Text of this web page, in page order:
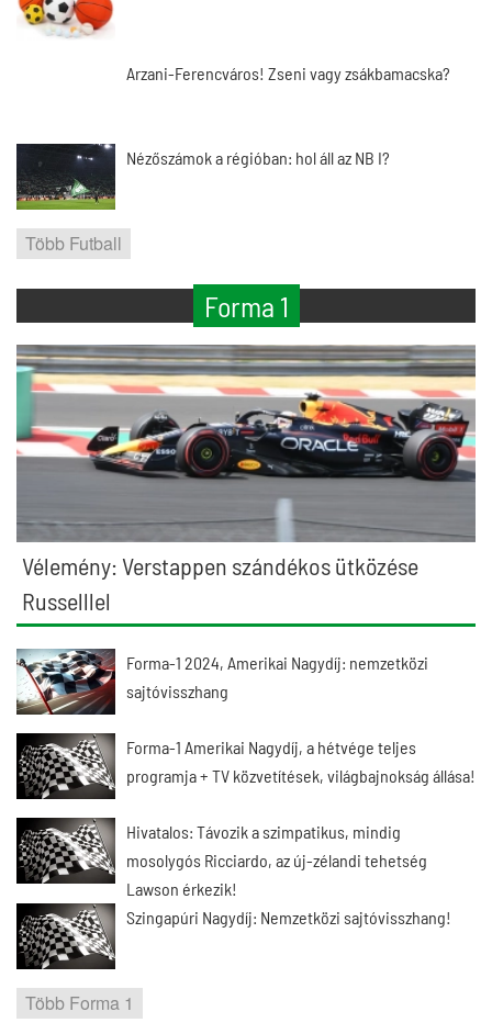
Arzani-Ferencváros! Zseni vagy zsákbamacska?
Nézőszámok a régióban: hol áll az NB I?
Több Futball
Forma 1
Vélemény: Verstappen szándékos ütközése
Russelllel
Forma-1 2024, Amerikai Nagydíj: nemzetközi
sajtóvisszhang
Forma-1 Amerikai Nagydíj, a hétvége teljes
programja + TV közvetítések, világbajnokság állása!
Hivatalos: Távozik a szimpatikus, mindig
mosolygós Ricciardo, az új-zélandi tehetség
Lawson érkezik!
Szingapúri Nagydíj: Nemzetközi sajtóvisszhang!
Több Forma 1